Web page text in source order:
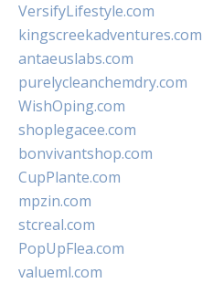
VersifyLifestyle.com
kingscreekadventures.com
antaeuslabs.com
purelycleanchemdry.com
WishOping.com
shoplegacee.com
bonvivantshop.com
CupPlante.com
mpzin.com
stcreal.com
PopUpFlea.com
valueml.com